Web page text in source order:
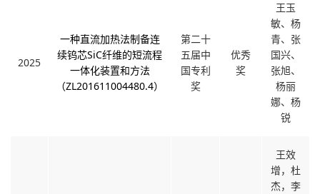
2025
一种直流加热法制备连
续钨芯SiC纤维的短流程
一体化装置和方法
（ZL201611004480.4）
第二十
五届中
国专利
奖
优秀
奖
王玉
敏、杨
青、张
国兴、
张旭、
杨丽
娜、杨
锐
王效
增，杜
杰，李